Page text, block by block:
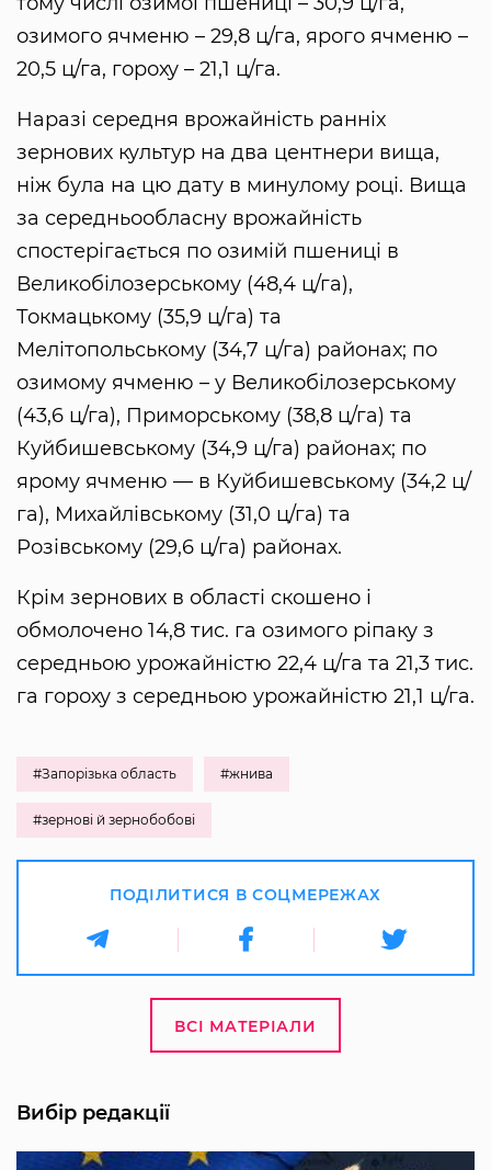
озимого ячменю – 29,8 ц/га, ярого ячменю –
20,5 ц/га, гороху – 21,1 ц/га.
Наразі середня врожайність ранніх
зернових культур на два центнери вища,
ніж була на цю дату в минулому році. Вища
за середньообласну врожайність
спостерігається по озимій пшениці в
Великобілозерському (48,4 ц/га),
Токмацькому (35,9 ц/га) та
Мелітопольському (34,7 ц/га) районах; по
озимому ячменю – у Великобілозерському
(43,6 ц/га), Приморському (38,8 ц/га) та
Куйбишевському (34,9 ц/га) районах; по
ярому ячменю — в Куйбишевському (34,2 ц/
га), Михайлівському (31,0 ц/га) та
Розівському (29,6 ц/га) районах.
Крім зернових в області скошено і
обмолочено 14,8 тис. га озимого ріпаку з
середньою урожайністю 22,4 ц/га та 21,3 тис.
га гороху з середньою урожайністю 21,1 ц/га.
#Запорізька область #жнива
#зернові й зернобобові
ПОДІЛИТИСЯ В СОЦМЕРЕЖАХ
ВСІ МАТЕРІАЛИ
Вибір редакції